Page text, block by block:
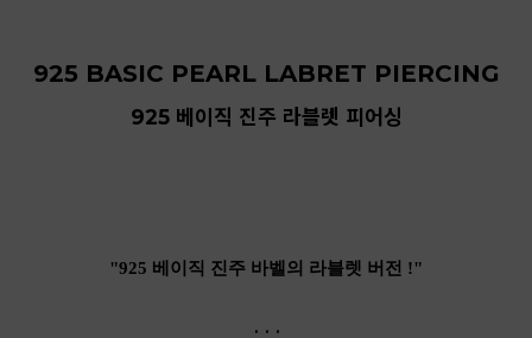
925 BASIC PEARL LABRET PIERCING
925 베이직 진주 라블렛 피어싱
"925 베이직 진주 바벨의 라블렛 버전 !"
. . .